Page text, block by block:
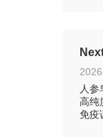
人
高纯
免疫